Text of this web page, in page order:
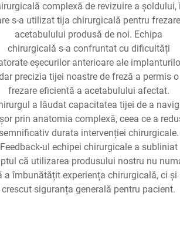
complexă de revizuire a șoldului,
s-a utilizat tija chirurgicală pentru
acetabulului produsă de noi. Echipa
chirurgicală s-a confruntat cu dificultăți
eșecurilor anterioare ale
precizia tijei noastre de freză a permis o
frezare eficientă a acetabulului afectat.
a lăudat capacitatea tijei de a
prin anatomia complexă, ceea ce a
semnificativ durata intervenției chirurgicale.
Feedback-ul echipei chirurgicale a subliniat
că utilizarea produsului nostru nu
a îmbunătățit experiența chirurgicală, ci și
crescut siguranța generală pentru pacient.